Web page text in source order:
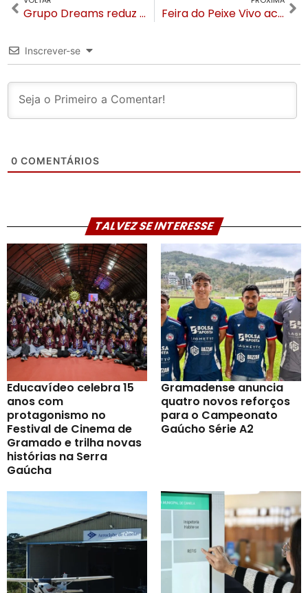
Grupo Dreams reduz preços e lança novos passaportes para parques de Gramado e Canela Feira do Peixe Vivo acontece neste sábado (07) na Várzea Grande
Inscrever-se
0 COMENTÁRIOS
TALVEZ SE INTERESSE
Educavídeo celebra 15
anos com
protagonismo no
Festival de Cinema de
Gramado e trilha novas
histórias na Serra
Gaúcha
Gramadense anuncia
quatro novos reforços
para o Campeonato
Gaúcho Série A2